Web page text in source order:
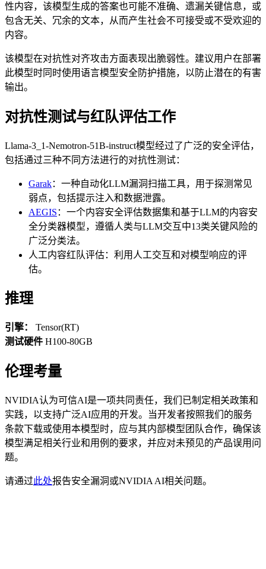
性内容，该模型生成的答案也可能不准确、遗漏关键信息，或
包含无关、冗余的文本，从而产生社会不可接受或不受欢迎的
内容。
该模型在对抗性对齐攻击方面表现出脆弱性。建议用户在部署
此模型时同时使用语言模型安全防护措施，以防止潜在的有害
输出。
对抗性测试与红队评估工作
Llama-3_1-Nemotron-51B-instruct模型经过了广泛的安全评估，
包括通过三种不同方法进行的对抗性测试：
Garak：一种自动化LLM漏洞扫描工具，用于探测常见
弱点，包括提示注入和数据泄露。
AEGIS ：一个内容安全评估数据集和基于LLM的内容安
全分类器模型，遵循人类与LLM交互中13类关键风险的
广泛分类法。
人工内容红队评估：利用人工交互和对模型响应的评
估。
推理
引擎：
Tensor(RT)
测试硬件 H100-80GB
伦理考量
NVIDIA认为可信AI是一项共同责任，我们已制定相关政策和
实践，以支持广泛AI应用的开发。当开发者按照我们的服务
条款下载或使用本模型时，应与其内部模型团队合作，确保该
模型满足相关行业和用例的要求，并应对未预见的产品误用问
题。
请通过此处报告安全漏洞或NVIDIA AI相关问题。